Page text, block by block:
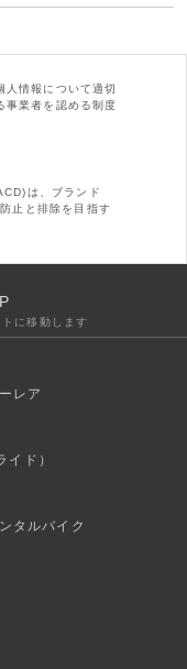
人情報について適切
事業者を認める制度
は、ブランド
止と排除を目指す
に移動します
レア
ド）
タルバイク